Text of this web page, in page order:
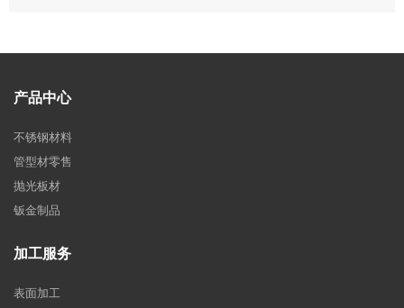
产品中心
不锈钢材料
管型材零售
抛光板材
钣金制品
加工服务
表面加工